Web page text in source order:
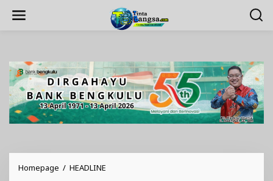
Homepage / HEADLINE